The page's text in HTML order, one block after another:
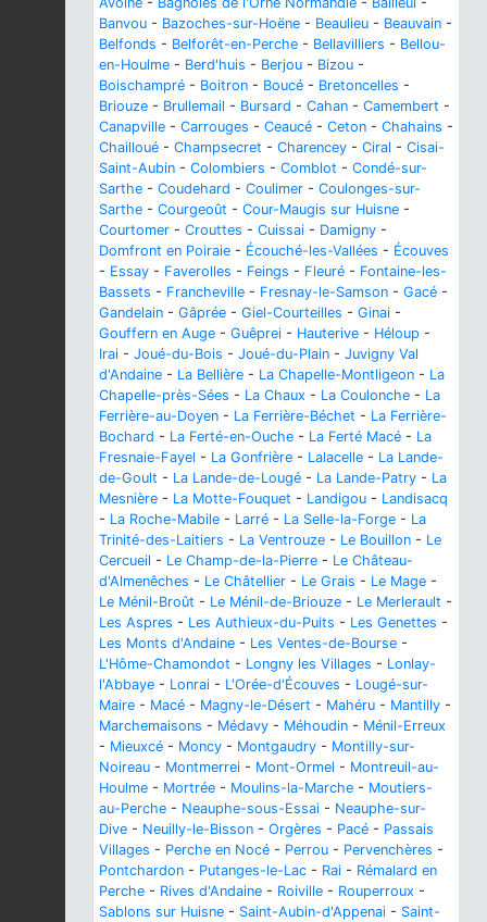
Banvou - Bazoches-sur-Hoëne - Beaulieu - Beauvain -
Belfonds - Belforêt-en-Perche - Bellavilliers - Bellou-
en-Houlme - Berd'huis - Berjou - Bizou -
Boischampré - Boitron - Boucé - Bretoncelles -
Briouze - Brullemail - Bursard - Cahan - Camembert -
Canapville - Carrouges - Ceaucé - Ceton - Chahains -
Chailloué - Champsecret - Charencey - Ciral - Cisai-
Saint-Aubin - Colombiers - Comblot - Condé-sur-
Sarthe - Coudehard - Coulimer - Coulonges-sur-
Sarthe - Courgeoût - Cour-Maugis sur Huisne -
Courtomer - Crouttes - Cuissai - Damigny -
Domfront en Poiraie - Écouché-les-Vallées - Écouves
- Essay - Faverolles - Feings - Fleuré - Fontaine-les-
Bassets - Francheville - Fresnay-le-Samson - Gacé -
Gandelain - Gâprée - Giel-Courteilles - Ginai -
Gouffern en Auge - Guêprei - Hauterive - Héloup -
Irai - Joué-du-Bois - Joué-du-Plain - Juvigny Val
d'Andaine - La Bellière - La Chapelle-Montligeon - La
Chapelle-près-Sées - La Chaux - La Coulonche - La
Ferrière-au-Doyen - La Ferrière-Béchet - La Ferrière-
Bochard - La Ferté-en-Ouche - La Ferté Macé - La
Fresnaie-Fayel - La Gonfrière - Lalacelle - La Lande-
de-Goult - La Lande-de-Lougé - La Lande-Patry - La
Mesnière - La Motte-Fouquet - Landigou - Landisacq
- La Roche-Mabile - Larré - La Selle-la-Forge - La
Trinité-des-Laitiers - La Ventrouze - Le Bouillon - Le
Cercueil - Le Champ-de-la-Pierre - Le Château-
d'Almenêches - Le Châtellier - Le Grais - Le Mage -
Le Ménil-Broût - Le Ménil-de-Briouze - Le Merlerault -
Les Aspres - Les Authieux-du-Puits - Les Genettes -
Les Monts d'Andaine - Les Ventes-de-Bourse -
L'Hôme-Chamondot - Longny les Villages - Lonlay-
l'Abbaye - Lonrai - L'Orée-d'Écouves - Lougé-sur-
Maire - Macé - Magny-le-Désert - Mahéru - Mantilly -
Marchemaisons - Médavy - Méhoudin - Ménil-Erreux
- Mieuxcé - Moncy - Montgaudry - Montilly-sur-
Noireau - Montmerrei - Mont-Ormel - Montreuil-au-
Houlme - Mortrée - Moulins-la-Marche - Moutiers-
au-Perche - Neauphe-sous-Essai - Neauphe-sur-
Dive - Neuilly-le-Bisson - Orgères - Pacé - Passais
Villages - Perche en Nocé - Perrou - Pervenchères -
Pontchardon - Putanges-le-Lac - Rai - Rémalard en
Perche - Rives d'Andaine - Roiville - Rouperroux -
Sablons sur Huisne - Saint-Aubin-d'Appenai - Saint-